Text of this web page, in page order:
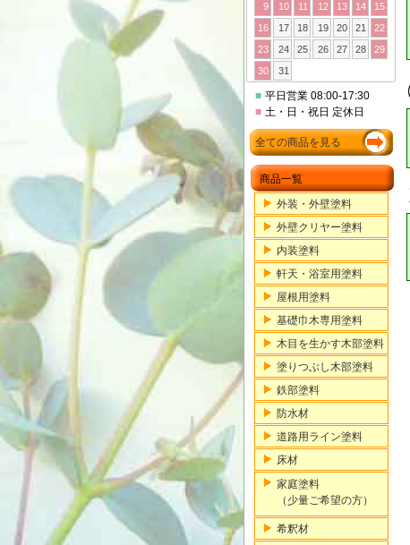
9
10 11 12 13 14
15
16
17 18 19 20 21
22
23
24 25 26 27 28
29
30
31
■ 平日営業 08:00-17:30
■ 土・日・祝日 定休日
全ての商品を見る
商品一覧
外装・外壁塗料
外壁クリヤー塗料
内装塗料
軒天・浴室用塗料
屋根用塗料
基礎巾木専用塗料
木目を生かす木部塗料
塗りつぶし木部塗料
鉄部塗料
防水材
道路用ライン塗料
床材
家庭塗料
（少量ご希望の方）
希釈材